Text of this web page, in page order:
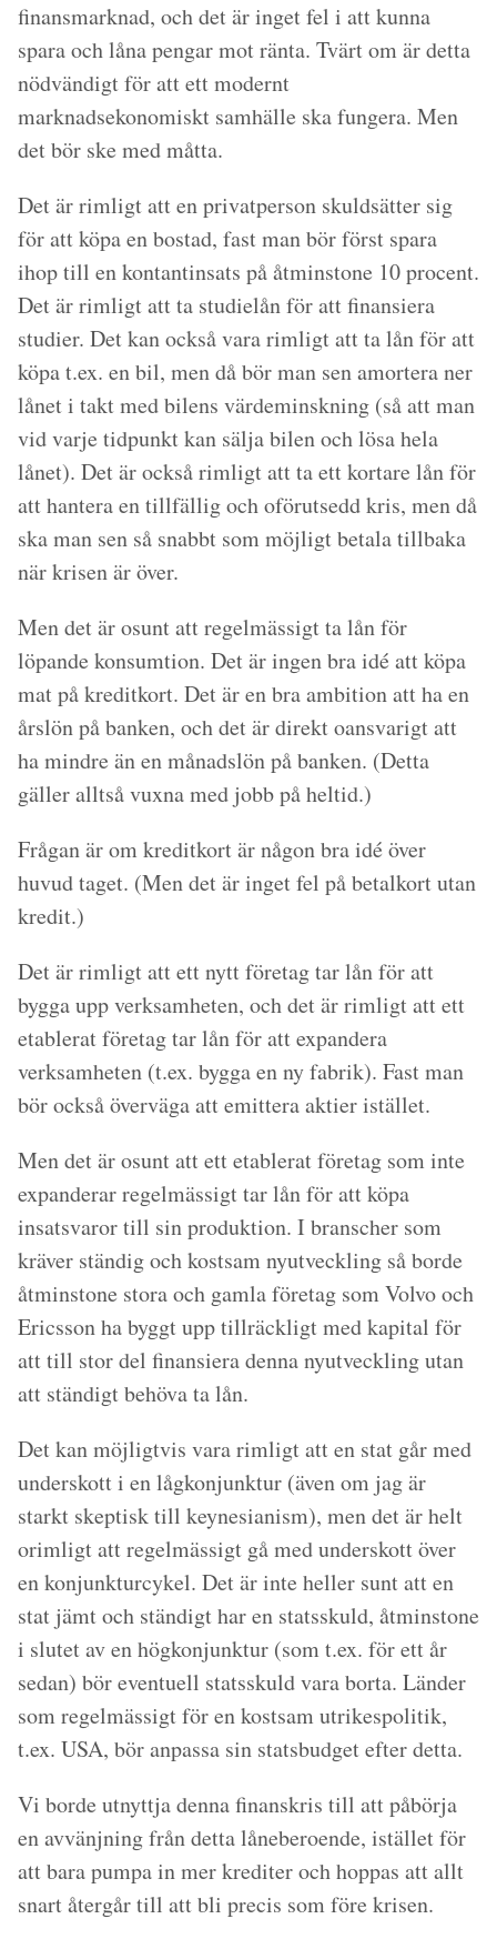
finansmarknad, och det är inget fel i att kunna
spara och låna pengar mot ränta. Tvärt om är detta
nödvändigt för att ett modernt
marknadsekonomiskt samhälle ska fungera. Men
det bör ske med måtta.
Det är rimligt att en privatperson skuldsätter sig
för att köpa en bostad, fast man bör först spara
ihop till en kontantinsats på åtminstone 10 procent.
Det är rimligt att ta studielån för att finansiera
studier. Det kan också vara rimligt att ta lån för att
köpa t.ex. en bil, men då bör man sen amortera ner
lånet i takt med bilens värdeminskning (så att man
vid varje tidpunkt kan sälja bilen och lösa hela
lånet). Det är också rimligt att ta ett kortare lån för
att hantera en tillfällig och oförutsedd kris, men då
ska man sen så snabbt som möjligt betala tillbaka
när krisen är över.
Men det är osunt att regelmässigt ta lån för
löpande konsumtion. Det är ingen bra idé att köpa
mat på kreditkort. Det är en bra ambition att ha en
årslön på banken, och det är direkt oansvarigt att
ha mindre än en månadslön på banken. (Detta
gäller alltså vuxna med jobb på heltid.)
Frågan är om kreditkort är någon bra idé över
huvud taget. (Men det är inget fel på betalkort utan
kredit.)
Det är rimligt att ett nytt företag tar lån för att
bygga upp verksamheten, och det är rimligt att ett
etablerat företag tar lån för att expandera
verksamheten (t.ex. bygga en ny fabrik). Fast man
bör också överväga att emittera aktier istället.
Men det är osunt att ett etablerat företag som inte
expanderar regelmässigt tar lån för att köpa
insatsvaror till sin produktion. I branscher som
kräver ständig och kostsam nyutveckling så borde
åtminstone stora och gamla företag som Volvo och
Ericsson ha byggt upp tillräckligt med kapital för
att till stor del finansiera denna nyutveckling utan
att ständigt behöva ta lån.
Det kan möjligtvis vara rimligt att en stat går med
underskott i en lågkonjunktur (även om jag är
starkt skeptisk till keynesianism), men det är helt
orimligt att regelmässigt gå med underskott över
en konjunkturcykel. Det är inte heller sunt att en
stat jämt och ständigt har en statsskuld, åtminstone
i slutet av en högkonjunktur (som t.ex. för ett år
sedan) bör eventuell statsskuld vara borta. Länder
som regelmässigt för en kostsam utrikespolitik,
t.ex. USA, bör anpassa sin statsbudget efter detta.
Vi borde utnyttja denna finanskris till att påbörja
en avvänjning från detta låneberoende, istället för
att bara pumpa in mer krediter och hoppas att allt
snart återgår till att bli precis som före krisen.